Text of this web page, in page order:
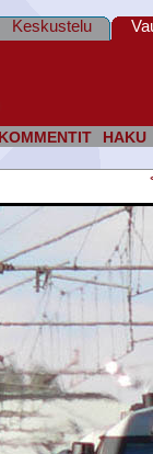
KOMMENTIT HAKU
Keskustelu